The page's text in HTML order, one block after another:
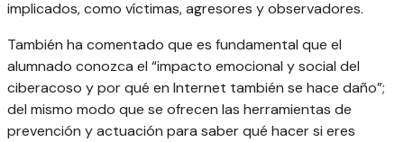
implicados, como víctimas, agresores y observadores.
También ha comentado que es fundamental que el
alumnado conozca el “impacto emocional y social del
ciberacoso y por qué en Internet también se hace daño”;
del mismo modo que se ofrecen las herramientas de
prevención y actuación para saber qué hacer si eres